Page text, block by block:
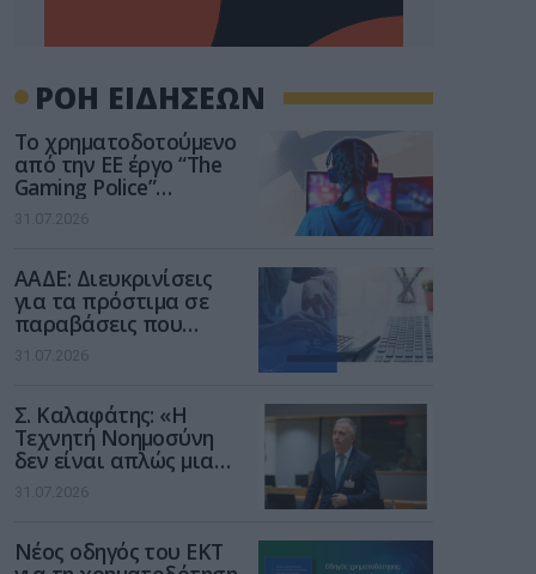
ΡΟΗ ΕΙΔΗΣΕΩΝ
Το χρηματοδοτούμενο
από την ΕΕ έργο “The
Gaming Police”
ενισχύει την ασφάλεια
των παιδιών στο
31.07.2026
ΑΑΔΕ: Διευκρινίσεις
για τα πρόστιμα σε
παραβάσεις που
αφορούν τους ΦΗΜ
31.07.2026
Σ. Καλαφάτης: «Η
Τεχνητή Νοημοσύνη
δεν είναι απλώς μια
νέα τεχνολογία, είναι
μια νέα βιομηχανική
31.07.2026
Νέος οδηγός του ΕΚΤ